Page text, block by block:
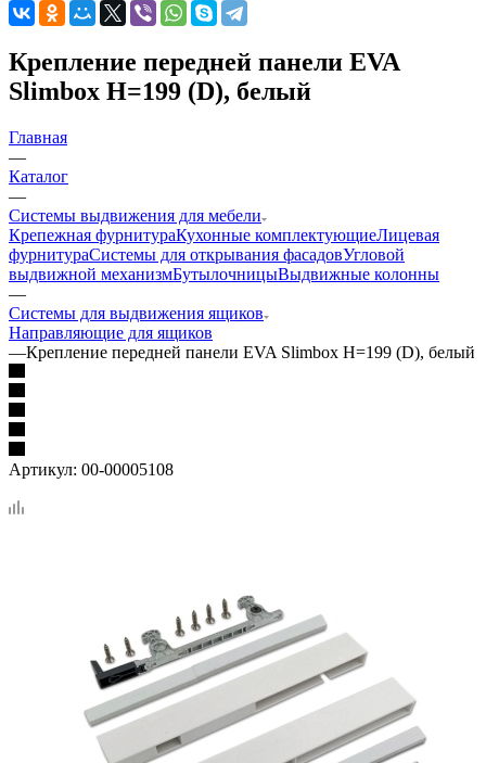
Крепление передней панели EVA
Slimbox H=199 (D), белый
Главная
—
Каталог
—
Системы выдвижения для мебели
Крепежная фурнитураКухонные комплектующиеЛицевая
фурнитураСистемы для открывания фасадовУгловой
выдвижной механизмБутылочницыВыдвижные колонны
—
Системы для выдвижения ящиков
Направляющие для ящиков
—Крепление передней панели EVA Slimbox H=199 (D), белый
Артикул: 00-00005108